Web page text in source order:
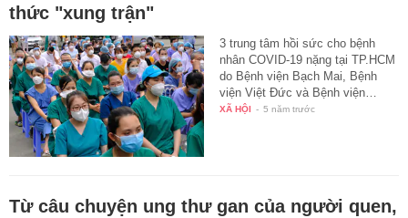
thức "xung trận"
3 trung tâm hồi sức cho bệnh
nhân COVID-19 nặng tại TP.HCM
do Bệnh viện Bạch Mai, Bệnh
viện Việt Đức và Bệnh viện…
XÃ HỘI - 5 năm trước
Từ câu chuyện ung thư gan của người quen,